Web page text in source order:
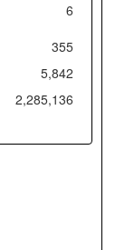
chất
tiêu chuẩn
của
6
355
5,842
2,285,136